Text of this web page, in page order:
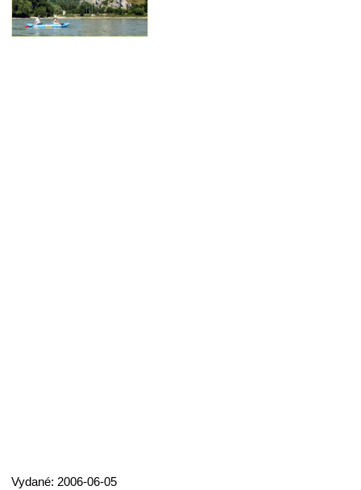
Vydané: 2006-06-05